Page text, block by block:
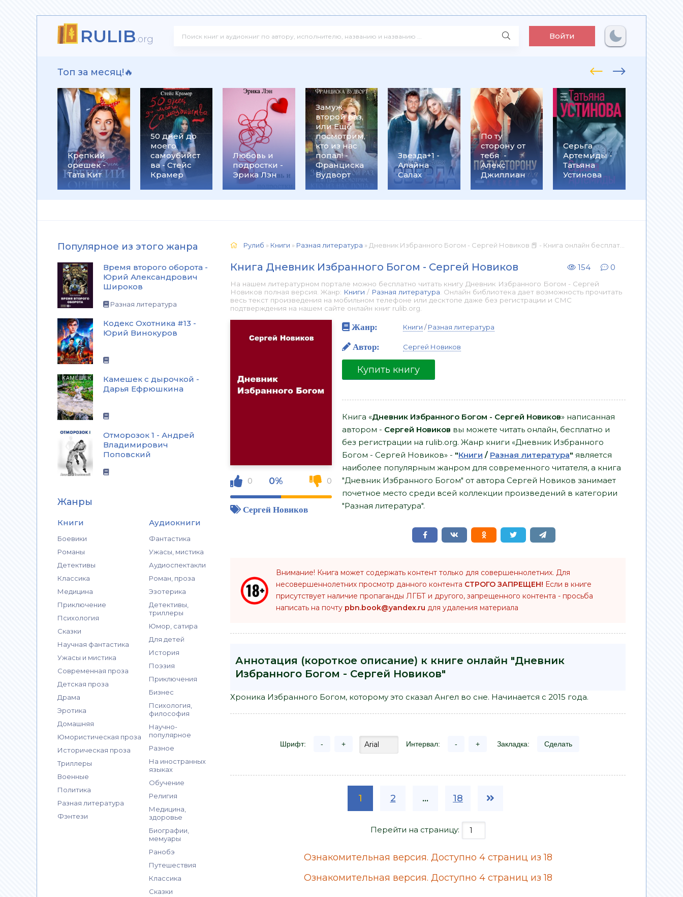
RULIB.org Войти
Топ за месяц!🔥
Крепкий
орешек -
Тата Кит
50 дней до
моего
самоубийст
ва - Стейс
Крамер
Любовь и
подростки -
Эрика Лэн
Замуж
второй раз,
или Ещё
посмотрим,
кто из нас
попал! -
Франциска
Вудворт
Звезда+1 -
Алайна
Салах
По ту
сторону от
тебя -
Алекс
Джиллиан
Серьга
Артемиды -
Татьяна
Устинова
на
- Ольга
Громыко
Популярное из этого жанра
Время второго оборота -
Юрий Александрович
Широков
Разная литература
Кодекс Охотника #13 -
Юрий Винокуров
Камешек с дырочкой -
Дарья Ефрюшкина
Отморозок 1 - Андрей
Владимирович
Поповский
Жанры
Книги
Боевики
Романы
Детективы
Классика
Медицина
Приключение
Психология
Сказки
Научная фантастика
Ужасы и мистика
Современная проза
Детская проза
Драма
Эротика
Домашняя
Юмористическая проза
Историческая проза
Триллеры
Военные
Политика
Разная литература
Фэнтези
Аудиокниги
Фантастика
Ужасы, мистика
Аудиоспектакли
Роман, проза
Эзотерика
Детективы,
триллеры
Юмор, сатира
Для детей
История
Поэзия
Приключения
Бизнес
Психология,
философия
Научно-
популярное
Разное
На иностранных
языках
Обучение
Религия
Медицина,
здоровье
Биографии,
мемуары
Ранобэ
Путешествия
Классика
Сказки
Рулиб » Книги » Разная литература » Дневник Избранного Богом - Сергей Новиков 📕 - Книга онлайн бесплатно
Книга Дневник Избранного Богом - Сергей Новиков 154 0
На нашем литературном портале можно бесплатно читать книгу Дневник Избранного Богом - Сергей
Новиков полная версия. Жанр: Книги / Разная литература . Онлайн библиотека дает возможность прочитать
весь текст произведения на мобильном телефоне или десктопе даже без регистрации и СМС
подтверждения на нашем сайте онлайн книг rulib.org.
0 0% 0
Сергей Новиков
Жанр: Книги /Разная литература
Автор: Сергей Новиков
Купить книгу
Книга «Дневник Избранного Богом - Сергей Новиков» написанная
автором - Сергей Новиков вы можете читать онлайн, бесплатно и
без регистрации на rulib.org. Жанр книги «Дневник Избранного
Богом - Сергей Новиков» - "Книги / Разная литература" является
наиболее популярным жанром для современного читателя, а книга
"Дневник Избранного Богом" от автора Сергей Новиков занимает
почетное место среди всей коллекции произведений в категории
"Разная литература".
Внимание! Книга может содержать контент только для совершеннолетних. Для
несовершеннолетних просмотр данного контента СТРОГО ЗАПРЕЩЕН! Если в книге
присутствует наличие пропаганды ЛГБТ и другого, запрещенного контента - просьба
написать на почту pbn.book@yandex.ru для удаления материала
Аннотация (короткое описание) к книге онлайн "Дневник
Избранного Богом - Сергей Новиков"
Хроника Избранного Богом, которому это сказал Ангел во сне. Начинается с 2015 года.
Шрифт: - + Интервал: - + Закладка: Сделать
1 2 ... 18
Перейти на страницу:
Ознакомительная версия. Доступно 4 страниц из 18
Ознакомительная версия. Доступно 4 страниц из 18
Юрий Александрович Широков
Винокуров
Ефрюшкина
Поповский